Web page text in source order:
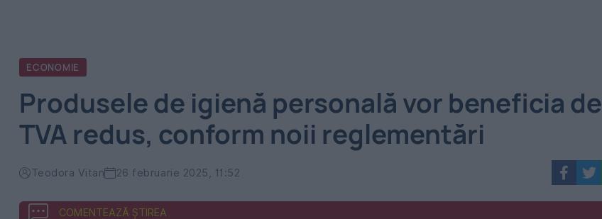
ECONOMIE
Produsele de igienă personală vor beneficia de
TVA redus, conform noii reglementări
Teodora Vitan 26 februarie 2025, 11:52
COMENTEAZĂ ȘTIREA